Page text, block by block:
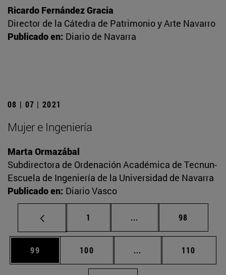
Ricardo Fernández Gracia
Director de la Cátedra de Patrimonio y Arte Navarro
Publicado en: Diario de Navarra
08 | 07 | 2021
Mujer e Ingeniería
Marta Ormazábal
Subdirectora de Ordenación Académica de Tecnun-
Escuela de Ingeniería de la Universidad de Navarra
Publicado en: Diario Vasco
Página
1 ... Páginas intermedias
Página
98
Página
99 Página
100 ... Páginas intermedias
Página
110